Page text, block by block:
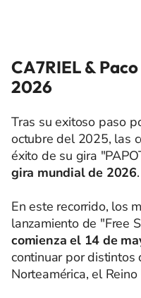
CA7RIEL &
2026
Tras su exitoso paso
octubre del 2025, las
éxito de su gira
gira mundial de 2026.
En este recorrido, los
lanzamiento de "Free
comienza el 14 de
continuar por distintos
Norteamérica, el